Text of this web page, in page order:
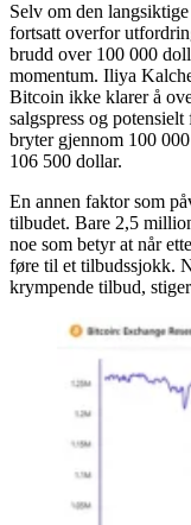
Selv om den
fortsatt overfor
brudd over 100 000
momentum. Iliya
Bitcoin ikke klarer å
salgspress og
bryter gjennom 100
106 500 dollar.
En annen faktor som
tilbudet. Bare 2,5
noe som betyr at når
føre til et tilbudssjokk.
krympende tilbud,